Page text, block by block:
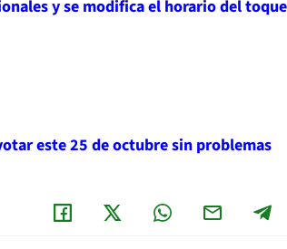
y se modifica el horario del toque
este 25 de octubre sin problemas